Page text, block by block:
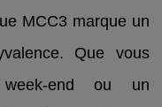
MCC3 marque un
Que vous
end ou un